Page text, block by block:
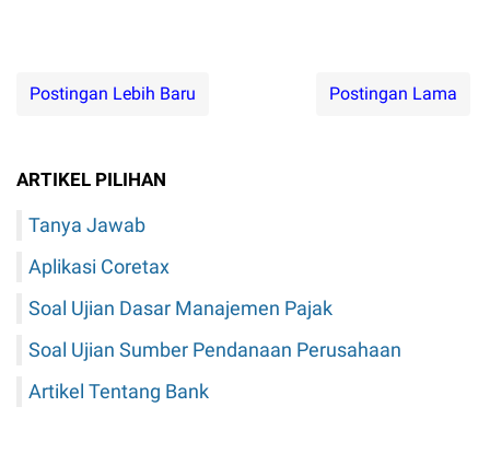
Postingan Lebih Baru Postingan Lama
ARTIKEL PILIHAN
Tanya Jawab
Aplikasi Coretax
Soal Ujian Dasar Manajemen Pajak
Soal Ujian Sumber Pendanaan Perusahaan
Artikel Tentang Bank